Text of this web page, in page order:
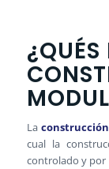
¿QUÉS
La
cual la
controlado y por